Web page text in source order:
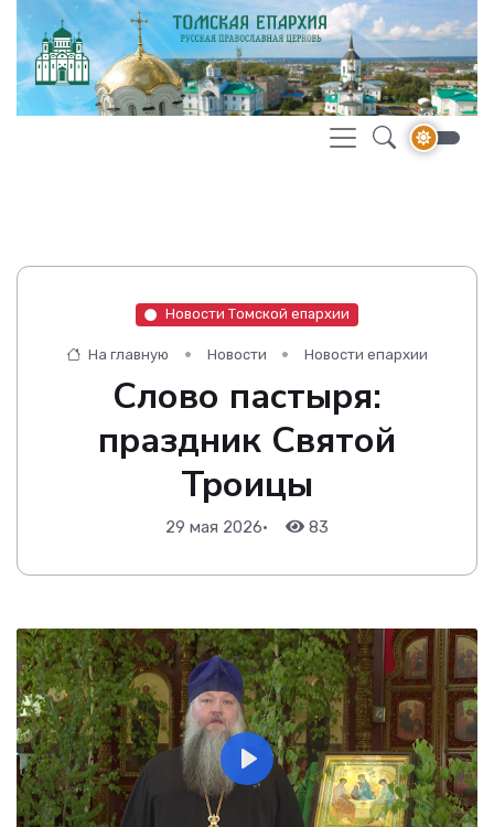
Новости Томской епархии
На главную Новости Новости епархии
Слово пастыря:
праздник Святой
Троицы
29 мая 2026• 83
Play